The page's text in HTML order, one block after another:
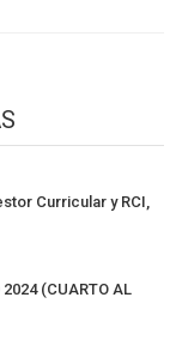
Curricular y RCI,
2024 (CUARTO AL